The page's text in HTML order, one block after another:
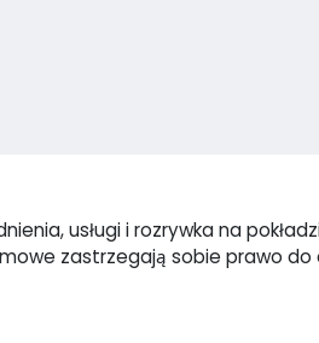
usługi i rozrywka na
zastrzegają sobie prawo do